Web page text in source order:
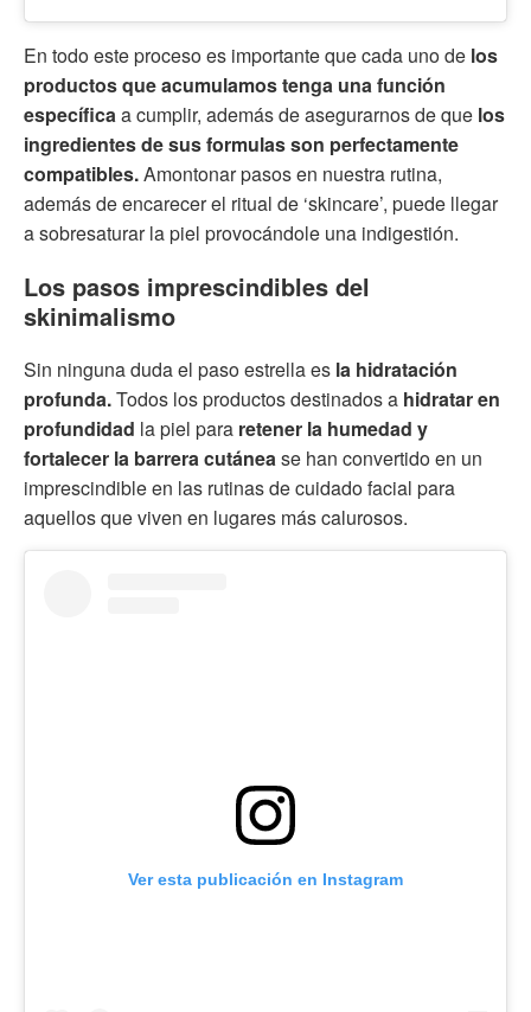
En todo este proceso es importante que cada uno de los
productos que acumulamos tenga una función
específicaa cumplir, además de asegurarnos de que los
ingredientes de sus formulas son perfectamente
compatibles.Amontonar pasos en nuestra rutina,
además de encarecer el ritual de ‘skincare’, puede llegar
a sobresaturar la piel provocándole una indigestión.
Los pasos imprescindibles del
skinimalismo
Sin ninguna duda el paso estrella es la hidratación
profunda.Todos los productos destinados a hidratar en
profundidad la piel para retener la humedad y
fortalecer la barrera cutánease han convertido en un
imprescindible en las rutinas de cuidado facial para
aquellos que viven en lugares más calurosos.
Ver esta publicación en Instagram